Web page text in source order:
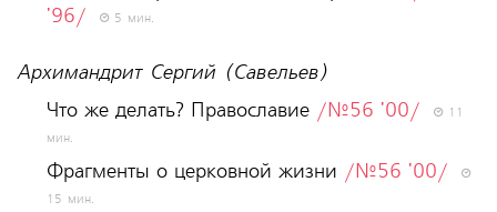
'96/
5 мин.
Архимандрит Сергий (Савельев)
Что же делать? Православие /№56 '00/
11
мин.
Фрагменты о церковной жизни /№56 '00/
15 мин.